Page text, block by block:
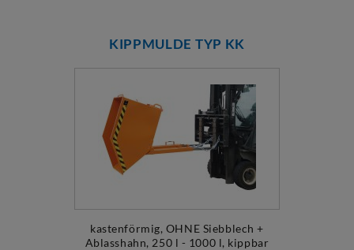
KIPPMULDE TYP KK
kastenförmig, OHNE Siebblech +
Ablasshahn, 250 l - 1000 l, kippbar